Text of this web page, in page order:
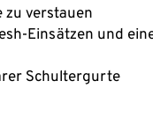
verstauen
Einsätzen und
Schultergurte
an Rücken und